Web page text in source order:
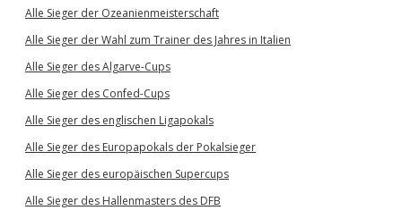
Alle Sieger der Ozeanienmeisterschaft
Alle Sieger der Wahl zum Trainer des Jahres in Italien
Alle Sieger des Algarve-Cups
Alle Sieger des Confed-Cups
Alle Sieger des englischen Ligapokals
Alle Sieger des Europapokals der Pokalsieger
Alle Sieger des europäischen Supercups
Alle Sieger des Hallenmasters des DFB